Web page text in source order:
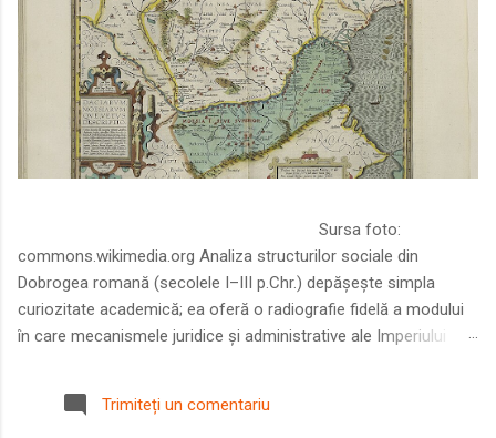
Sursa foto:
commons.wikimedia.org Analiza structurilor sociale din
Dobrogea romană (secolele I–III p.Chr.) depășește simpla
curiozitate academică; ea oferă o radiografie fidelă a modului
în care mecanismele juridice și administrative ale Imperiului
Într-o epocă în care prosperitatea excepțională a lumii romane
era susținută de o mobilitate socială dinamică și de o libertate
Trimiteți un comentariu